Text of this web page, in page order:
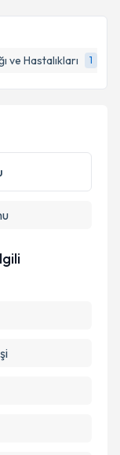
ve Hastalıkları 1
belirtilen